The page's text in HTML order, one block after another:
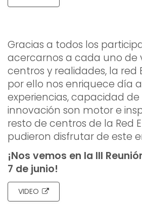
Gracias a todos los
acercarnos a cada uno de
centros y realidades, la red
por ello nos enriquece día a
experiencias, capacidad
innovación son motor e
resto de centros de la Red
pudieron disfrutar de este
¡Nos vemos en la III
7 de junio!
VIDEO